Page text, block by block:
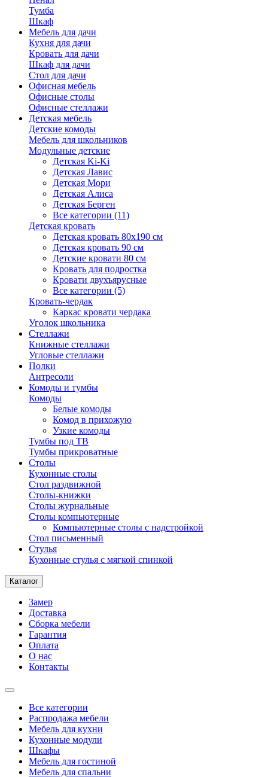
Тумба
Шкаф
Мебель для дачи
Кухня для дачи
Кровать для дачи
Шкаф для дачи
Стол для дачи
Офисная мебель
Офисные столы
Офисные стеллажи
Детская мебель
Детские комоды
Мебель для школьников
Модульные детские
Детская Ki-Ki
Детская Лавис
Детская Мори
Детская Алиса
Детская Берген
Все категории (11)
Детская кровать
Детская кровать 80х190 см
Детская кровать 90 см
Детские кровати 80 см
Кровать для подростка
Кровати двухъярусные
Все категории (5)
Кровать-чердак
Каркас кровати чердака
Уголок школьника
Стеллажи
Книжные стеллажи
Угловые стеллажи
Полки
Антресоли
Комоды и тумбы
Комоды
Белые комоды
Комод в прихожую
Узкие комоды
Тумбы под ТВ
Тумбы прикроватные
Столы
Кухонные столы
Стол раздвижной
Столы-книжки
Столы журнальные
Столы компьютерные
Компьютерные столы с надстройкой
Стол письменный
Стулья
Кухонные стулья с мягкой спинкой
Каталог
Замер
Доставка
Сборка мебели
Гарантия
Оплата
О нас
Контакты
Все категории
Распродажа мебели
Мебель для кухни
Кухонные модули
Шкафы
Мебель для гостиной
Мебель для спальни